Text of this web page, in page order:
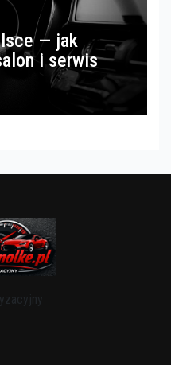
— jak
i serwis